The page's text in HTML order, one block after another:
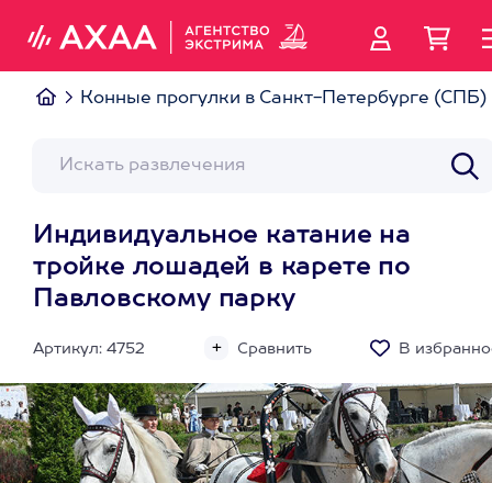
Конные прогулки в Санкт-Петербурге (СПБ)
Индивидуальное катание на
тройке лошадей в карете по
Павловскому парку
Артикул: 4752 Сравнить В